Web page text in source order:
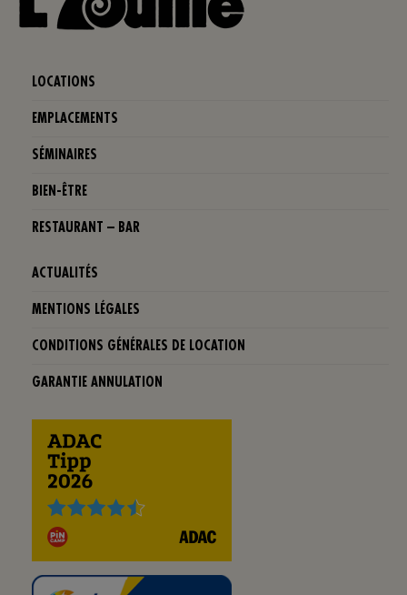
LOCATIONS
EMPLACEMENTS
SÉMINAIRES
BIEN-ÊTRE
RESTAURANT – BAR
ACTUALITÉS
MENTIONS LÉGALES
CONDITIONS GÉNÉRALES DE LOCATION
GARANTIE ANNULATION